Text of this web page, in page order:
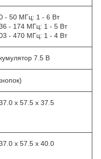
- 50 МГц: 1 - 6 Вт
- 174 МГц: 1 - 5 Вт
- 470 МГц: 1 - 4 Вт
7.5 В
х 57.5 х 37.5
х 57.5 х 40.0